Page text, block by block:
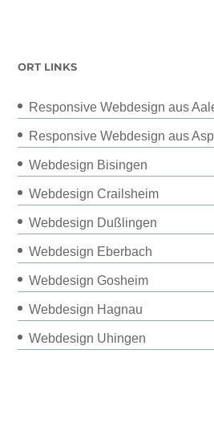
ORT LINKS
Responsive Webdesign aus
Responsive Webdesign aus
Webdesign Bisingen
Webdesign Crailsheim
Webdesign Dußlingen
Webdesign Eberbach
Webdesign Gosheim
Webdesign Hagnau
Webdesign Uhingen